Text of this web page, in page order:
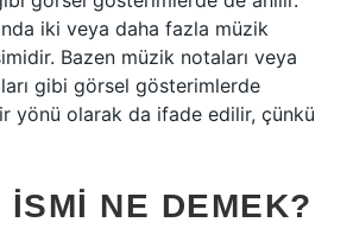
iki veya daha fazla müzik
Bazen müzik notaları veya
gibi görsel gösterimlerde
yönü olarak da ifade edilir, çünkü
ISMI NE DEMEK?